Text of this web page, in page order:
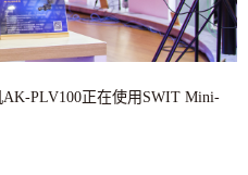
AK-PLV100正在使用SWIT Mini-